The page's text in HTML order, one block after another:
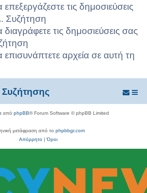
επεξεργάζεστε τις δημοσιεύσεις
Συζήτηση
διαγράφετε τις δημοσιεύσεις σας
επισυνάπτετε αρχεία σε αυτή τη
από phpBB® Forum Software © phpBB Limited
μετάφραση από το phpbbgr.com
Απόρρητο|Όροι